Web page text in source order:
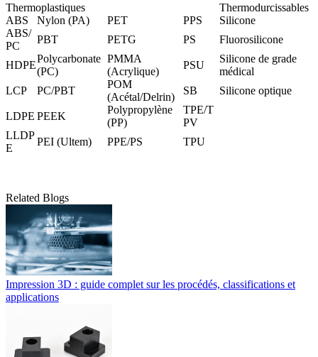
Thermoplastiques
Thermodurcissables
ABS
Nylon (PA) PET PPS
Silicone
ABS/
PC
PBT PETG PS Fluorosilicone
HDPE
Polycarbonate
(PC)
PMMA
(Acrylique)
PSU
Silicone de grade
médical
LCP
PC/PBT
POM
(Acétal/Delrin)
SB Silicone optique
LDPE PEEK
Polypropylène
(PP)
TPE/T
PV
LLDP
E
PEI (Ultem) PPE/PS TPU
Related Blogs
Impression 3D : guide complet sur les procédés, classifications et
applications